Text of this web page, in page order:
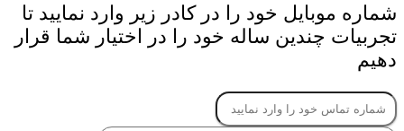
شماره موبایل خود را در کادر زیر وارد نمایید تا
تجربیات چندین ساله خود را در اختیار شما قرار
دهیم